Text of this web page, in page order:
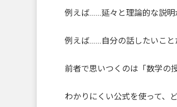
例えば……延々と理論的な説明
例えば……自分の話したいこと
前者で思いつくのは「数学の授
わかりにくい公式を使って、